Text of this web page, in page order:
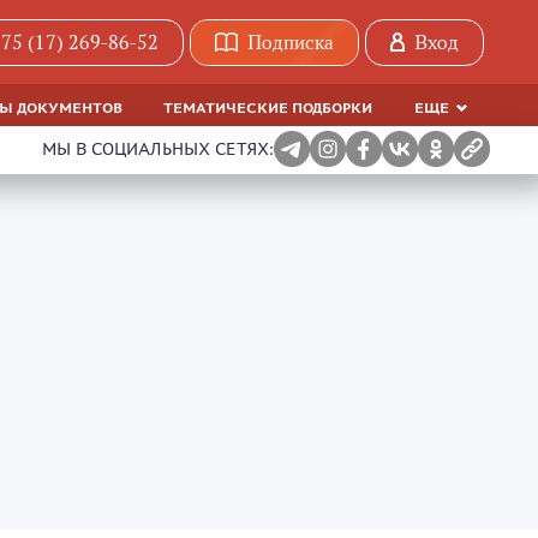
(17) 269-86-52 Подписка Вход
ДОКУМЕНТОВ ТЕМАТИЧЕСКИЕ ПОДБОРКИ ЕЩЕ
МЫ В СОЦИАЛЬНЫХ СЕТЯХ: